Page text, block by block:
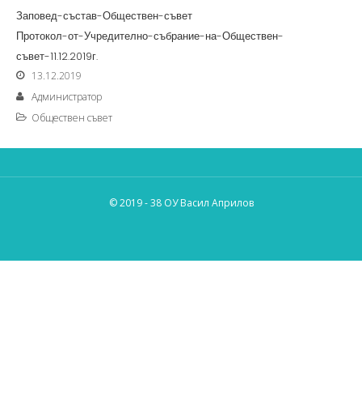
Заповед-състав-Обществен-съвет
Протокол-от-Учредително-събрание-на-Обществен-
съвет-11.12.2019г.
13.12.2019
Администратор
Обществен съвет
© 2019 - 38 ОУ Васил Априлов